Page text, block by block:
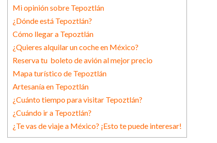
Mi opinión sobre Tepoztlán
¿Dónde está Tepoztlán?
Cómo llegar a Tepoztlán
¿Quieres alquilar un coche en México?
Reserva tu boleto de avión al mejor precio
Mapa turístico de Tepoztlán
Artesanía en Tepoztlán
¿Cuánto tiempo para visitar Tepoztlán?
¿Cuándo ir a Tepoztlán?
¿Te vas de viaje a México? ¡Esto te puede interesar!